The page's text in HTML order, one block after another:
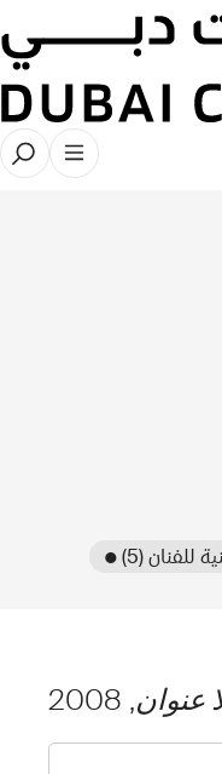
للفنان (5)
عنوان, 2008